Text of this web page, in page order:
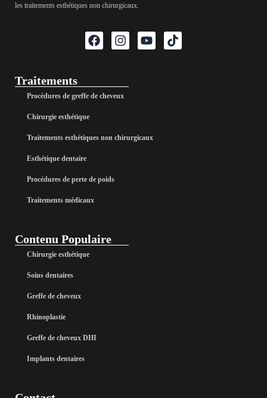
les traitements esthétiques non chirurgicaux.
Traitements
Procédures de greffe de cheveux
Chirurgie esthétique
Traitements esthétiques non chirurgicaux
Esthétique dentaire
Procédures de perte de poids
Traitements médicaux
Contenu Populaire
Chirurgie esthétique
Soins dentaires
Greffe de cheveux
Rhinoplastie
Greffe de cheveux DHI
Implants dentaires